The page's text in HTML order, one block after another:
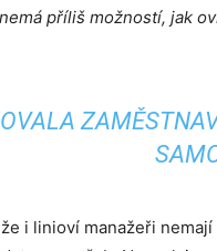
příliš možností, jak
i linioví manažeři